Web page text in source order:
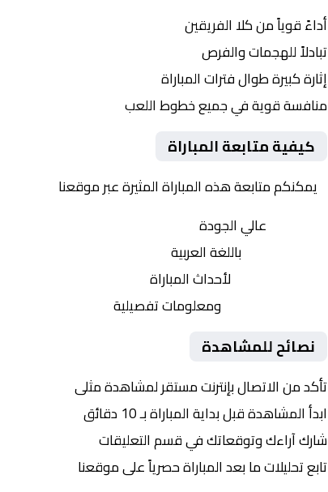
أداءً قوياً من كلا الفريقين
تبادلاً للهجمات والفرص
إثارة كبيرة طوال فترات المباراة
منافسة قوية في جميع خطوط اللعب
كيفية متابعة المباراة
يمكنكم متابعة هذه المباراة المثيرة عبر موقعنا
عالي الجودة
باللغة العربية
لأحداث المباراة
ومعلومات تفصيلية
نصائح للمشاهدة
تأكد من الاتصال بإنترنت مستقر لمشاهدة مثلى
ابدأ المشاهدة قبل بداية المباراة بـ 10 دقائق
شارك آراءك وتوقعاتك في قسم التعليقات
تابع تحليلات ما بعد المباراة حصرياً على موقعنا